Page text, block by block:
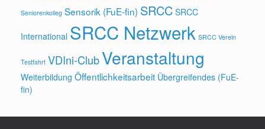
Seniorenkolleg Sensorik (FuE-fin) SRCC SRCC
International SRCC Netzwerk SRCC Verein
Testfahrt VDIni-ClubVeranstaltung
Weiterbildung Öffentlichkeitsarbeit Übergreifendes (FuE-
fin)